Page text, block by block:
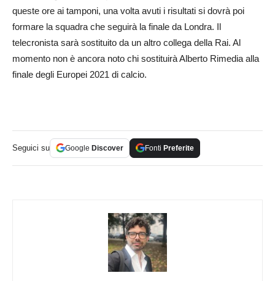
queste ore ai tamponi, una volta avuti i risultati si dovrà poi
formare la squadra che seguirà la finale da Londra. Il
telecronista sarà sostituito da un altro collega della Rai. Al
momento non è ancora noto chi sostituirà Alberto Rimedia alla
finale degli Europei 2021 di calcio.
Seguici su Google Discover Fonti Preferite